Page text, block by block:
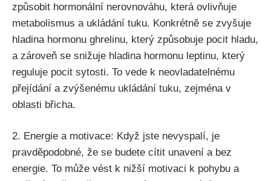
způsobit ​hormonální nerovnováhu, která ​ovlivňuje
‌metabolismus a ukládání tuku.⁤ Konkrétně se ‍zvyšuje​
hladina‌ hormonu ghrelinu, který způsobuje pocit hladu,
a‍ zároveň se snižuje‍ hladina⁢ hormonu leptinu, ‍který
reguluje pocit sytosti. To ​vede k ‍neovladatelnému
přejídání a zvýšenému ukládání tuku, zejména v
oblasti břicha.
2. Energie a motivace: Když jste nevyspalí, je
‍pravděpodobné, ⁢že se budete cítit unavení a bez
⁣energie. ⁤To může‍ vést k ‍nižší⁣ motivaci k pohybu a